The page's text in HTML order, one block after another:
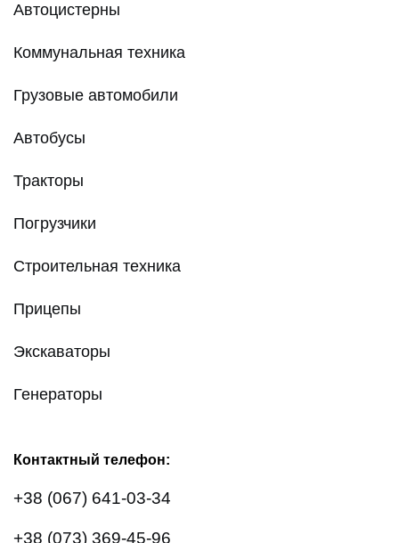
Автоцистерны
Коммунальная техника
Грузовые автомобили
Автобусы
Тракторы
Погрузчики
Строительная техника
Прицепы
Экскаваторы
Генераторы
Контактный телефон:
+38 (067) 641-03-34
+38 (073) 369-45-96